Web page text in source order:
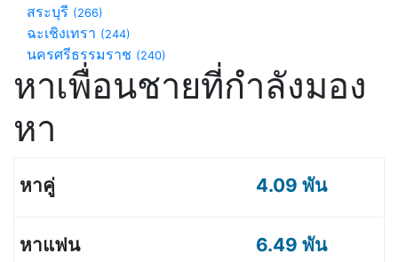
สระบุรี (266)
ฉะเชิงเทรา (244)
นครศรีธรรมราช (240)
หาเพื่อนชายที่กำลังมอง
หา
4.09 พัน
6.49 พัน